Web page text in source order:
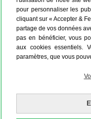
pour personnaliser les
cliquant sur « Accepter &
partage de vos données
pas en bénéficier, vous
aux cookies essentiels.
paramètres, que vous
de suivi de votre
l’adresse email
Avec le service
dropshipping
très haute qualité et
adresse et votre
de livraison.